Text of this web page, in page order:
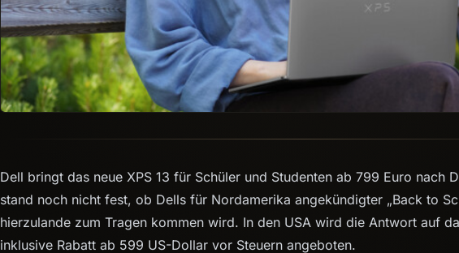
Dell bringt das neue XPS 13 für Schüler und Studenten ab 799 Euro nach
stand noch nicht fest, ob Dells für Nordamerika angekündigter „Back to
hierzulande zum Tragen kommen wird. In den USA wird die Antwort auf
inklusive Rabatt ab 599 US-Dollar vor Steuern angeboten.